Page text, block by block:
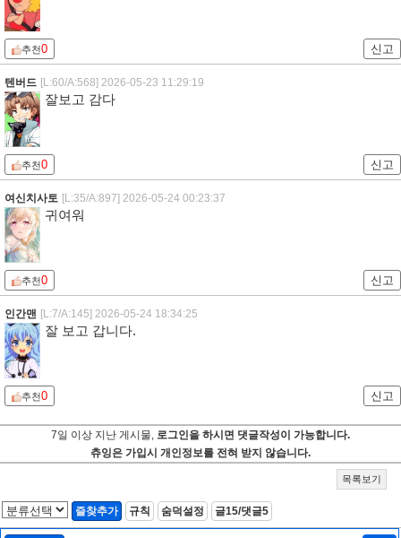
추천0 신고
텐버드 [L:60/A:568] 2026-05-23 11:29:19
잘보고 감다
추천0 신고
여신치사토 [L:35/A:897] 2026-05-24 00:23:37
귀여워
추천0 신고
인간맨 [L:7/A:145] 2026-05-24 18:34:25
잘 보고 갑니다.
추천0 신고
7일 이상 지난 게시물, 로그인을 하시면 댓글작성이 가능합니다.
츄잉은 가입시 개인정보를 전혀 받지 않습니다.
목록보기
즐찾추가 규칙 숨덕설정 글15/댓글5